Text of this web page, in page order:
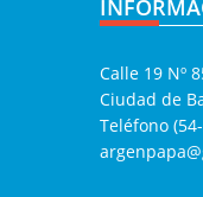
Calle 19 Nº
Ciudad de
Teléfono